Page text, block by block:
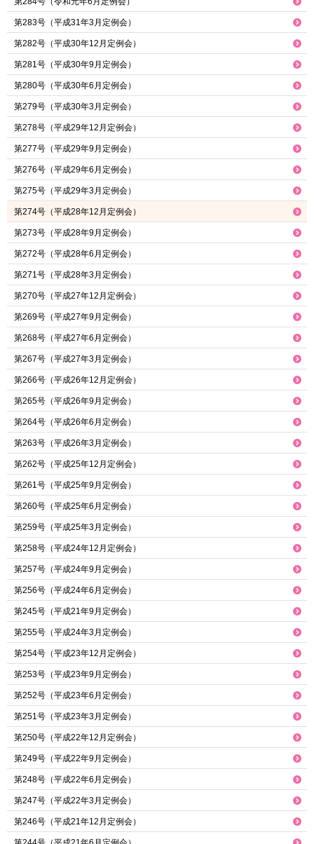
第283号（平成31年3月定例会）
第282号（平成30年12月定例会）
第281号（平成30年9月定例会）
第280号（平成30年6月定例会）
第279号（平成30年3月定例会）
第278号（平成29年12月定例会）
第277号（平成29年9月定例会）
第276号（平成29年6月定例会）
第275号（平成29年3月定例会）
第274号（平成28年12月定例会）
第273号（平成28年9月定例会）
第272号（平成28年6月定例会）
第271号（平成28年3月定例会）
第270号（平成27年12月定例会）
第269号（平成27年9月定例会）
第268号（平成27年6月定例会）
第267号（平成27年3月定例会）
第266号（平成26年12月定例会）
第265号（平成26年9月定例会）
第264号（平成26年6月定例会）
第263号（平成26年3月定例会）
第262号（平成25年12月定例会）
第261号（平成25年9月定例会）
第260号（平成25年6月定例会）
第259号（平成25年3月定例会）
第258号（平成24年12月定例会）
第257号（平成24年9月定例会）
第256号（平成24年6月定例会）
第245号（平成21年9月定例会）
第255号（平成24年3月定例会）
第254号（平成23年12月定例会）
第253号（平成23年9月定例会）
第252号（平成23年6月定例会）
第251号（平成23年3月定例会）
第250号（平成22年12月定例会）
第249号（平成22年9月定例会）
第248号（平成22年6月定例会）
第247号（平成22年3月定例会）
第246号（平成21年12月定例会）